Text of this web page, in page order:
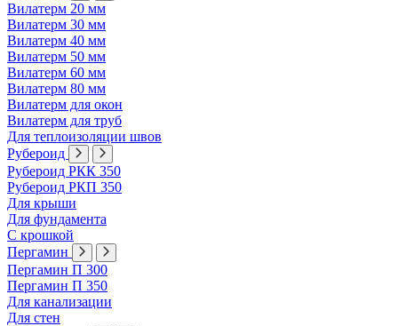
Вилатерм 20 мм
Вилатерм 30 мм
Вилатерм 40 мм
Вилатерм 50 мм
Вилатерм 60 мм
Вилатерм 80 мм
Вилатерм для окон
Вилатерм для труб
Для теплоизоляции швов
Рубероид
Рубероид РКК 350
Рубероид РКП 350
Для крыши
Для фундамента
С крошкой
Пергамин
Пергамин П 300
Пергамин П 350
Для канализации
Для стен